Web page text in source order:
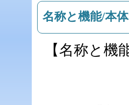
名称と機能/本
【名称と機